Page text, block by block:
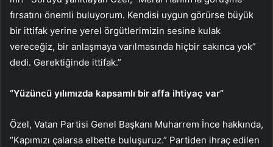
fırsatını önemli buluyorum. Kendisi uygun görürse büyük
bir ittifak yerine yerel örgütlerimizin sesine kulak
vereceğiz, bir anlaşmaya varılmasında hiçbir sakınca yok”
dedi. Gerektiğinde ittifak.”
“Yüzüncü yılımızda kapsamlı bir affa ihtiyaç var”
Özel, Vatan Partisi Genel Başkanı Muharrem İnce hakkında,
“Kapımızı çalarsa elbette buluşuruz.” Partiden ihraç edilen